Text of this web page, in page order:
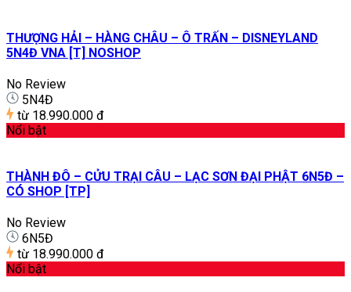
THƯỢNG HẢI – HÀNG CHÂU – Ô TRẤN – DISNEYLAND
5N4Đ VNA [T] NOSHOP
No Review
5N4Đ
từ 18.990.000 đ
Nổi bật
THÀNH ĐÔ – CỬU TRẠI CÂU – LẠC SƠN ĐẠI PHẬT 6N5Đ –
CÓ SHOP [TP]
No Review
6N5Đ
từ 18.990.000 đ
Nổi bật